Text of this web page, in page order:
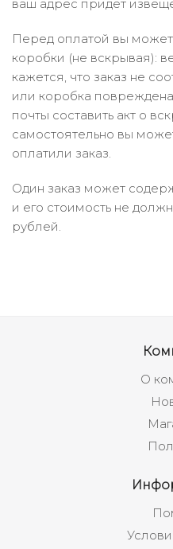
ваш адрес придет
Перед оплатой вы
коробки (не вскрывая):
кажется, что заказ не
или коробка
почты составить акт о
самостоятельно вы
оплатили заказ.
Один заказ может
и его стоимость не
рублей.
О